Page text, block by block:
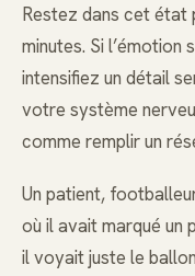
Restez dans cet état
minutes. Si l’émotion
intensifiez un détail
votre système
comme remplir un
Un patient,
où il avait marqué un
il voyait juste le